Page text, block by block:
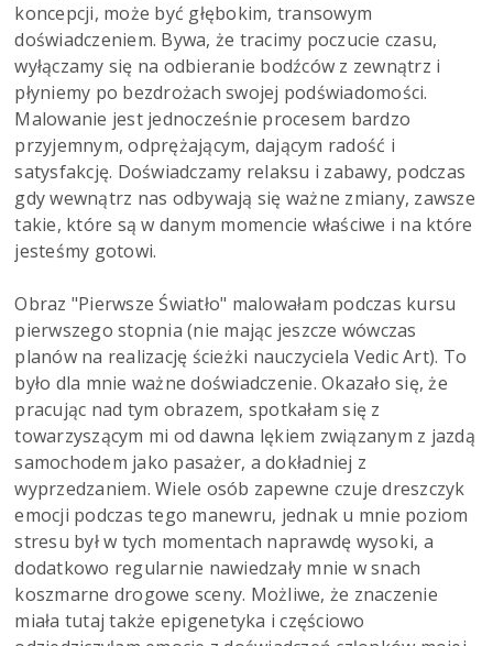
koncepcji, może być głębokim, transowym
doświadczeniem. Bywa, że tracimy poczucie czasu,
wyłączamy się na odbieranie bodźców z zewnątrz i
płyniemy po bezdrożach swojej podświadomości.
Malowanie jest jednocześnie procesem bardzo
przyjemnym, odprężającym, dającym radość i
satysfakcję. Doświadczamy relaksu i zabawy, podczas
gdy wewnątrz nas odbywają się ważne zmiany, zawsze
takie, które są w danym momencie właściwe i na które
jesteśmy gotowi.
Obraz "Pierwsze Światło" malowałam podczas kursu
pierwszego stopnia (nie mając jeszcze wówczas
planów na realizację ścieżki nauczyciela Vedic Art). To
było dla mnie ważne doświadczenie. Okazało się, że
pracując nad tym obrazem, spotkałam się z
towarzyszącym mi od dawna lękiem związanym z jazdą
samochodem jako pasażer, a dokładniej z
wyprzedzaniem. Wiele osób zapewne czuje dreszczyk
emocji podczas tego manewru, jednak u mnie poziom
stresu był w tych momentach naprawdę wysoki, a
dodatkowo regularnie nawiedzały mnie w snach
koszmarne drogowe sceny. Możliwe, że znaczenie
miała tutaj także epigenetyka i częściowo